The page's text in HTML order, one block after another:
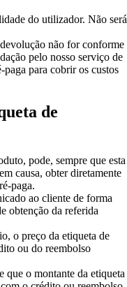
do utilizador. Não será
não for conforme
pelo nosso serviço de
para cobrir os custos
de
pode, sempre que esta
causa, obter diretamente
paga.
ao cliente de forma
obtenção da referida
o preço da etiqueta de
ou do reembolso
que o montante da etiqueta